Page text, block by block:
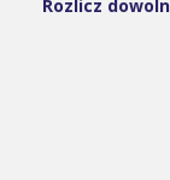
Rozlicz